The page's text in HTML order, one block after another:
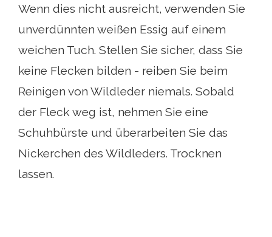
Wenn dies nicht ausreicht, verwenden Sie
unverdünnten weißen Essig auf einem
weichen Tuch. Stellen Sie sicher, dass Sie
keine Flecken bilden - reiben Sie beim
Reinigen von Wildleder niemals. Sobald
der Fleck weg ist, nehmen Sie eine
Schuhbürste und überarbeiten Sie das
Nickerchen des Wildleders. Trocknen
lassen.